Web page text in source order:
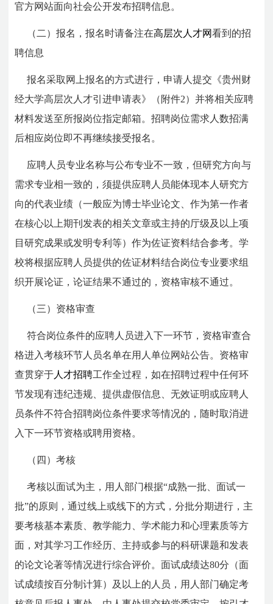
官方网站面向社会公开发布招聘信息。
（二）报名，报名时请备注在高层次人才网看到的招
聘信息
报名采取网上报名的方式进行，申请人提交《贵州财
经大学高层次人才引进申请表》（附件2）并将相关应聘
材料发送至所报岗位指定邮箱。招聘岗位需求人数招满
后相应岗位即不再继续接受报名。
应聘人员专业名称与公布专业不一致，但研究方向与
需求专业相一致的，须提供应聘人员能体现本人研究方
向的代表业绩（一般应为博士毕业论文、作为第一作者
在核心以上期刊发表的相关文章或主持的厅级及以上项
目研究成果或发明专利等）作为佐证资料结合参考。学
校将根据应聘人员提供的佐证材料结合岗位专业要求组
织开展论证，论证结果不通过的，资格审核不通过。
（三）资格审查
符合岗位条件的应聘人员进入下一环节，资格审查合
格进入考核环节人员名单在用人单位网站公告。资格审
查贯穿于人才招聘工作全过程，如在招聘过程中任何环
节发现有违纪违规、提供虚假信息、无效证明或应聘人
员条件不符合招聘岗位条件要求等情况的，随时取消进
入下一环节资格或聘用资格。
（四）考核
考核以面试为主，用人部门根据“成熟一批、面试一
批”的原则，通过线上或线下的方式，分批分期进行，主
要考核基本素质、教学能力、学术能力和心理素质等方
面，对其学习工作经历、主持或参与的科研课题和发表
的论文论著等情况进行综合评价。面试成绩达80分（面
试成绩按百分制计算）及以上的人员，用人部门确定考